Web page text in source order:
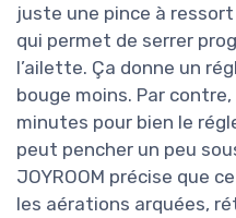
juste une pince à
qui permet de serrer
l’ailette. Ça donne un
bouge moins. Par
minutes pour bien le
peut pencher un peu
JOYROOM précise que
les aérations arquées,